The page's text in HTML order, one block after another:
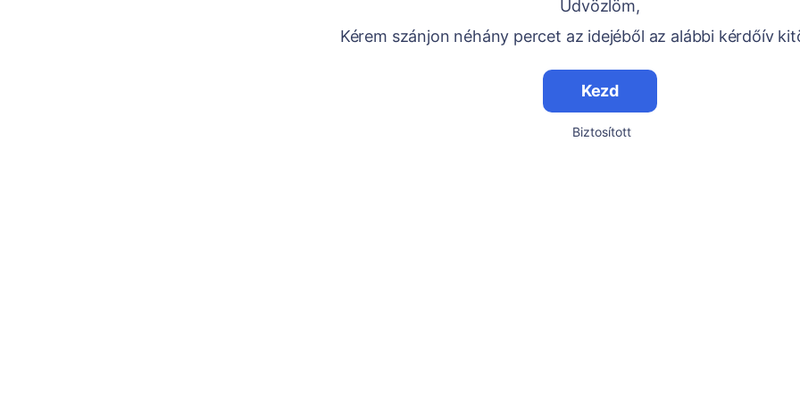
Üdvözlöm,
Kérem szánjon néhány percet az idejéből az alábbi kérdőív
Kezd
Biztosított